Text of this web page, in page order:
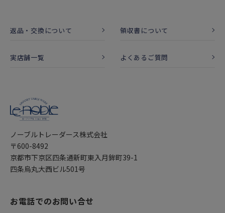
返品・交換について 領収書について
実店舗一覧 よくあるご質問
ノーブルトレーダース株式会社
〒600-8492
京都市下京区四条通新町東入月鉾町39-1
四条烏丸大西ビル501号
お電話でのお問い合せ